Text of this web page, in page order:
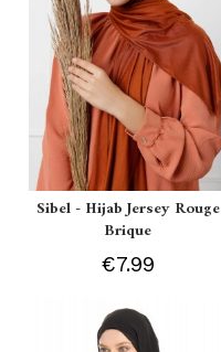
Sibel - Hijab Jersey Rouge
Brique
€7.99